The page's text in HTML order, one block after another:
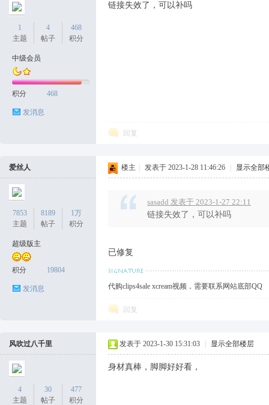
1
主题
4
帖子
468
积分
中级会员
积分 468
发消息
链接失效了，可以补吗
回复
爱丝人
7853
主题
8189
帖子
1万
积分
超级版主
积分 19804
发消息
楼主 发表于 2023-1-28 11:46:26 显示全部
sasadd 发表于 2023-1-27 22:11
链接失效了，可以补吗
已修复
代购clips4sale xcream视频，需要联系网站底部QQ
回复
风吹过八千里
4
主题
30
帖子
477
积分
发表于 2023-1-30 15:31:03 显示全部楼层
身材真棒，脚脚好好看，